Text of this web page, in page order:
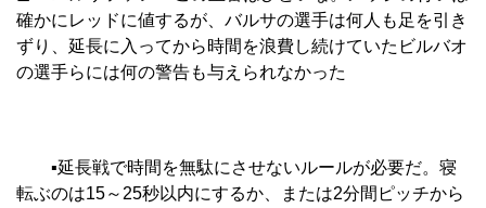
確かにレッドに値するが、バルサの選手は何人も足を引き
ずり、延長に入ってから時間を浪費し続けていたビルバオ
の選手らには何の警告も与えられなかった
▪︎延長戦で時間を無駄にさせないルールが必要だ。寝
転ぶのは15～25秒以内にするか、または2分間ピッチから